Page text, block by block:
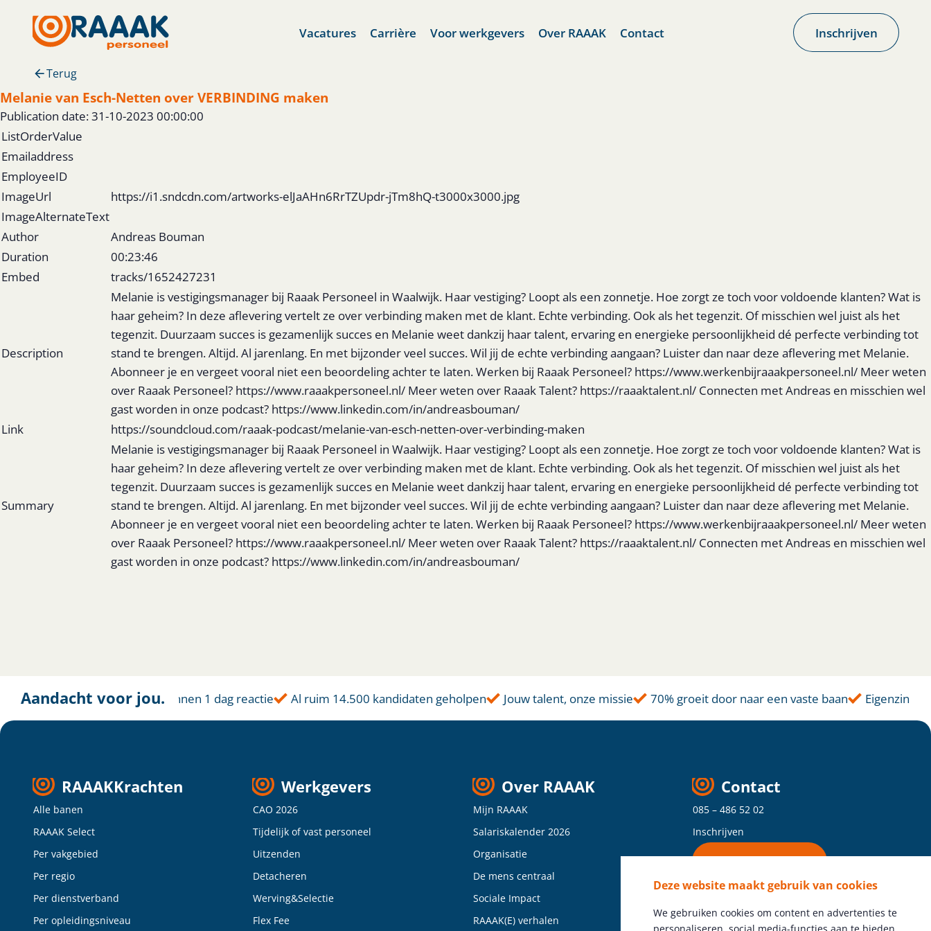
Deze website maakt gebruik van cookies
We gebruiken cookies om content en advertenties te
Vacatures Carrière Voor werkgevers Over RAAAK Contact Inschrijven
Terug
Melanie van Esch-Netten over VERBINDING maken
Publication date: 31-10-2023 00:00:00
ListOrderValue
Emailaddress
EmployeeID
ImageUrl
https://i1.sndcdn.com/artworks-elJaAHn6RrTZUpdr-jTm8hQ-t3000x3000.jpg
ImageAlternateText
Author
Andreas Bouman
Duration
00:23:46
Embed
tracks/1652427231
Description
Melanie is vestigingsmanager bij Raaak Personeel in Waalwijk. Haar vestiging? Loopt als een zonnetje. Hoe zorgt ze toch voor voldoende klanten? Wat is
haar geheim? In deze aflevering vertelt ze over verbinding maken met de klant. Echte verbinding. Ook als het tegenzit. Of misschien wel juist als het
tegenzit. Duurzaam succes is gezamenlijk succes en Melanie weet dankzij haar talent, ervaring en energieke persoonlijkheid dé perfecte verbinding tot
stand te brengen. Altijd. Al jarenlang. En met bijzonder veel succes. Wil jij de echte verbinding aangaan? Luister dan naar deze aflevering met Melanie.
Abonneer je en vergeet vooral niet een beoordeling achter te laten. Werken bij Raaak Personeel? https://www.werkenbijraaakpersoneel.nl/ Meer weten
over Raaak Personeel? https://www.raaakpersoneel.nl/ Meer weten over Raaak Talent? https://raaaktalent.nl/ Connecten met Andreas en misschien wel
gast worden in onze podcast? https://www.linkedin.com/in/andreasbouman/
Link
https://soundcloud.com/raaak-podcast/melanie-van-esch-netten-over-verbinding-maken
Summary
Melanie is vestigingsmanager bij Raaak Personeel in Waalwijk. Haar vestiging? Loopt als een zonnetje. Hoe zorgt ze toch voor voldoende klanten? Wat is
haar geheim? In deze aflevering vertelt ze over verbinding maken met de klant. Echte verbinding. Ook als het tegenzit. Of misschien wel juist als het
tegenzit. Duurzaam succes is gezamenlijk succes en Melanie weet dankzij haar talent, ervaring en energieke persoonlijkheid dé perfecte verbinding tot
stand te brengen. Altijd. Al jarenlang. En met bijzonder veel succes. Wil jij de echte verbinding aangaan? Luister dan naar deze aflevering met Melanie.
Abonneer je en vergeet vooral niet een beoordeling achter te laten. Werken bij Raaak Personeel? https://www.werkenbijraaakpersoneel.nl/ Meer weten
over Raaak Personeel? https://www.raaakpersoneel.nl/ Meer weten over Raaak Talent? https://raaaktalent.nl/ Connecten met Andreas en misschien wel
gast worden in onze podcast? https://www.linkedin.com/in/andreasbouman/
Aandacht voor jou.
Altijd dichtbij Binnen 1 dag reactie Al ruim 14.500 kandidaten geholpen Jouw talent, onze missie 70% groeit door naar een vaste baan Eigenzinnige
RAAAKKrachten
Alle banen
RAAAK Select
Per vakgebied
Per regio
Per dienstverband
Per opleidingsniveau
Werkgevers
CAO 2026
Tijdelijk of vast personeel
Uitzenden
Detacheren
Werving&Selectie
Flex Fee
Over RAAAK
Mijn RAAAK
Salariskalender 2026
Organisatie
De mens centraal
Sociale Impact
RAAAK(E) verhalen
Contact
085 – 486 52 02
Inschrijven
Vind je vestiging
Volg ons